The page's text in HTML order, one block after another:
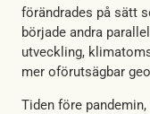
förändrades på sätt
började andra
utveckling,
mer oförutsägbar
Tiden före